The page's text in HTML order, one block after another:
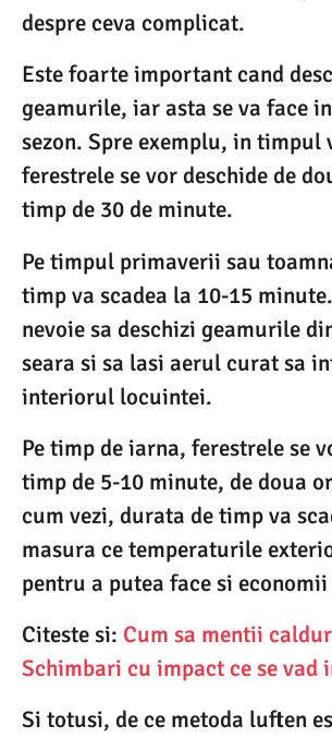
despre ceva complicat.
Este foarte important cand
geamurile, iar asta se va face
sezon. Spre exemplu, in timpul
ferestrele se vor deschide de
timp de 30 de minute.
Pe timpul primaverii sau
timp va scadea la 10-15
nevoie sa deschizi geamurile
seara si sa lasi aerul curat sa
interiorul locuintei.
Pe timp de iarna, ferestrele se
timp de 5-10 minute, de doua
cum vezi, durata de timp va
masura ce temperaturile
pentru a putea face si
Citeste si: Cum sa mentii
Schimbari cu impact ce se vad
Si totusi, de ce metoda luften